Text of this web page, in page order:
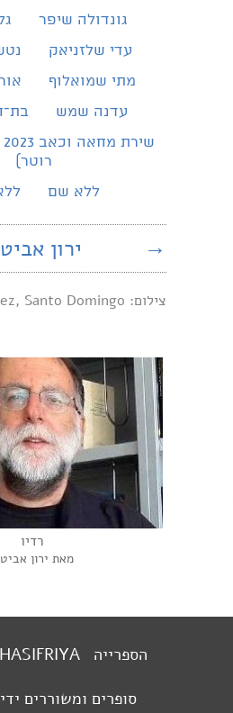
גונדולה שיפר
עדי שלזניאק
מתי שמואלוף
עדנה שמש
רוטר)
ללא שם
ירון →
צילום: Mitri Jiménez, Santo Domingo
רדיו
מאת ירון
הספרייה HASIFRIYA
סופרים ומשוררים